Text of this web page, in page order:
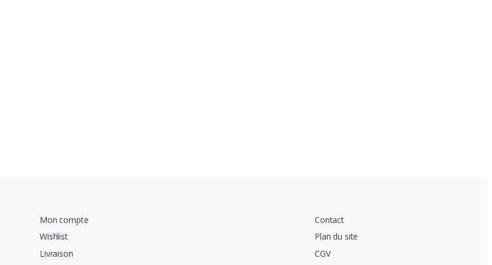
Mon compte
Wishlist
Livraison
Contact
Plan du site
CGV